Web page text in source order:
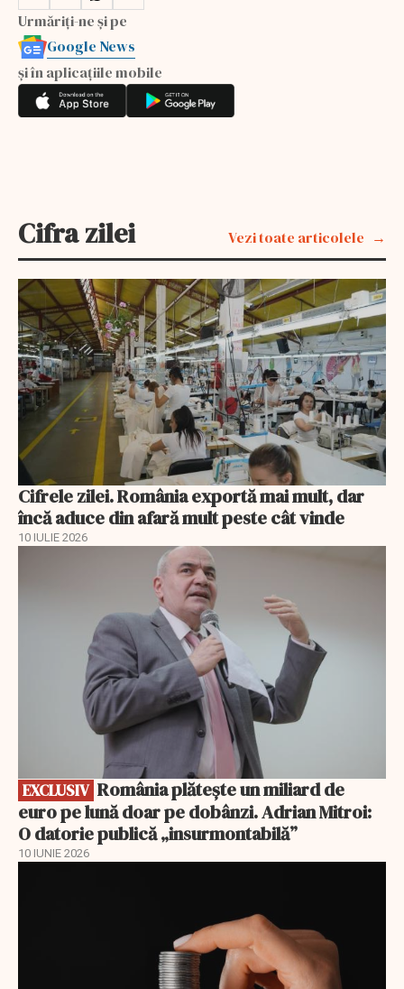
Urmăriți-ne și pe
Google News
și în aplicațiile mobile
Cifra zilei Vezi toate articolele
Cifrele zilei. România exportă mai mult, dar
încă aduce din afară mult peste cât vinde
10 IULIE 2026
EXCLUSIV
euro pe lună doar pe dobânzi. Adrian Mitroi:
O datorie publică „insurmontabilă”
10 IUNIE 2026